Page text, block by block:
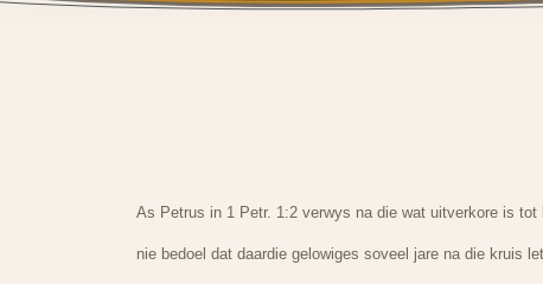
As Petrus in 1 Petr. 1:2 verwys na die wat uitverkore is
nie bedoel dat daardie gelowiges soveel jare na die kruis